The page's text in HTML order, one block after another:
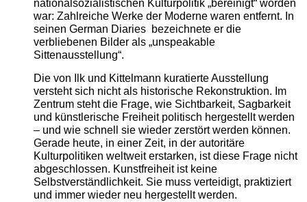
nationalsozialistischen Kulturpolitik „bereinigt“ worden
war: Zahlreiche Werke der Moderne waren entfernt. In
seinen German Diaries bezeichnete er die
verbliebenen Bilder als „unspeakable
Sittenausstellung“.
Die von Ilk und Kittelmann kuratierte Ausstellung
versteht sich nicht als historische Rekonstruktion. Im
Zentrum steht die Frage, wie Sichtbarkeit, Sagbarkeit
und künstlerische Freiheit politisch hergestellt werden
– und wie schnell sie wieder zerstört werden können.
Gerade heute, in einer Zeit, in der autoritäre
Kulturpolitiken weltweit erstarken, ist diese Frage nicht
abgeschlossen. Kunstfreiheit ist keine
Selbstverständlichkeit. Sie muss verteidigt, praktiziert
und immer wieder neu hergestellt werden.